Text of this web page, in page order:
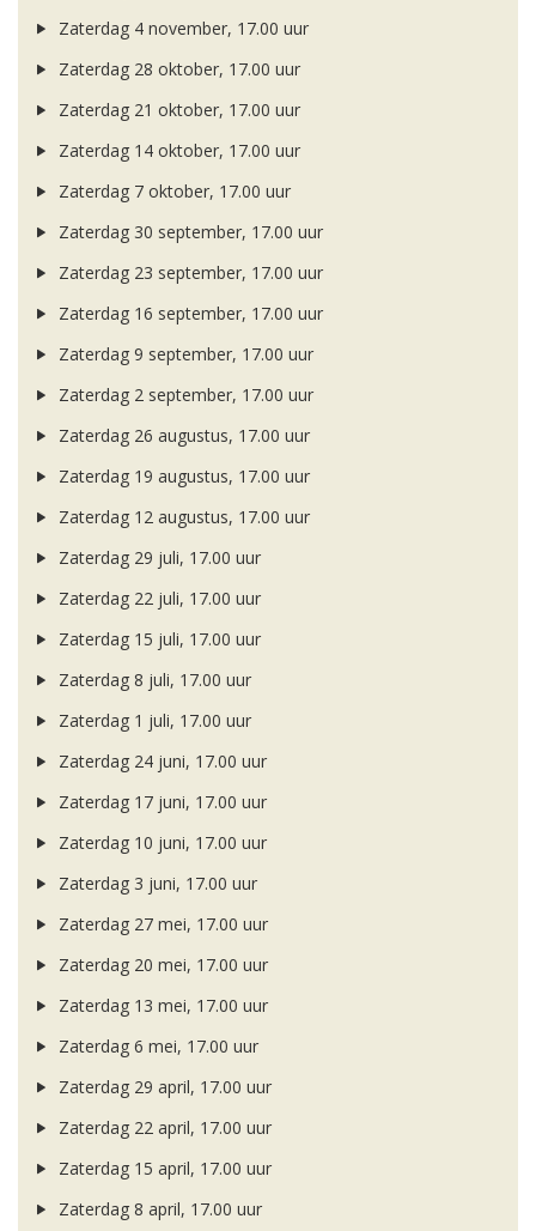
Zaterdag 4 november, 17.00 uur
Zaterdag 28 oktober, 17.00 uur
Zaterdag 21 oktober, 17.00 uur
Zaterdag 14 oktober, 17.00 uur
Zaterdag 7 oktober, 17.00 uur
Zaterdag 30 september, 17.00 uur
Zaterdag 23 september, 17.00 uur
Zaterdag 16 september, 17.00 uur
Zaterdag 9 september, 17.00 uur
Zaterdag 2 september, 17.00 uur
Zaterdag 26 augustus, 17.00 uur
Zaterdag 19 augustus, 17.00 uur
Zaterdag 12 augustus, 17.00 uur
Zaterdag 29 juli, 17.00 uur
Zaterdag 22 juli, 17.00 uur
Zaterdag 15 juli, 17.00 uur
Zaterdag 8 juli, 17.00 uur
Zaterdag 1 juli, 17.00 uur
Zaterdag 24 juni, 17.00 uur
Zaterdag 17 juni, 17.00 uur
Zaterdag 10 juni, 17.00 uur
Zaterdag 3 juni, 17.00 uur
Zaterdag 27 mei, 17.00 uur
Zaterdag 20 mei, 17.00 uur
Zaterdag 13 mei, 17.00 uur
Zaterdag 6 mei, 17.00 uur
Zaterdag 29 april, 17.00 uur
Zaterdag 22 april, 17.00 uur
Zaterdag 15 april, 17.00 uur
Zaterdag 8 april, 17.00 uur